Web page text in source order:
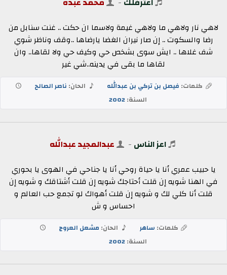
لاهي نار ولاهي ما ولاهي غيمة ولاسما ان حكت .. غنت سنابل من
رضا والسكوت .. إن صار نيران الغضا يارضاها ..وقف وناظر شوي
شف غلاها .. ايش سوى بشخص حي وكيف حي ولا لقاها.. وان
لقاها ما بقى في يدينه..شي غير
كلمات: فيصل بن تركي بن عبدالله الحان: ناصر الصالح
السنة:2002
اعز الناس - عبدالمجيد عبدالله
يا حبيب عمري أنا يا حياة روحي أنا يا جناحي في الهوى يا بحوري
في الهنا شويه إن قلت أحتاجك شويه إن قلت أشتاقك و شويه إن
قلت أنا كلي لك و شويه إن قلت أهواك لو تجمع حب العالم و
احساس و ش
كلمات: ساهر الحان: مشعل العروج
السنة:2002